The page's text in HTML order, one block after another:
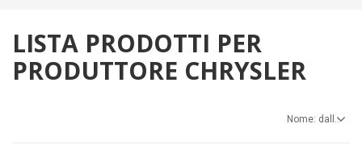
LISTA PRODOTTI PER
PRODUTTORE CHRYSLER
Nome: dalla A alla Z